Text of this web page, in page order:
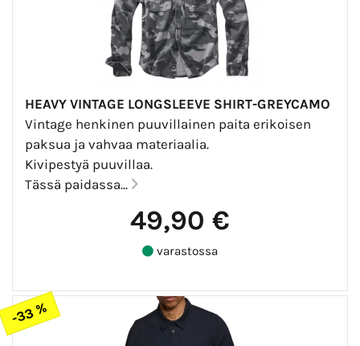
HEAVY VINTAGE LONGSLEEVE SHIRT-GREYCAMO
Vintage henkinen puuvillainen paita erikoisen
paksua ja vahvaa materiaalia.
Kivipestyä puuvillaa.
Tässä paidassa...
49,90 €
varastossa
-33 %